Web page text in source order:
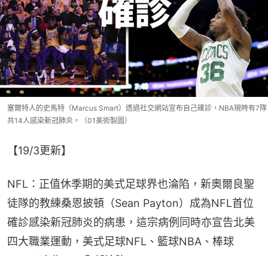
塞爾特人的史馬特（Marcus Smart）透過社交網站宣布自己確診，NBA現時有7隊
共14人感染新冠肺炎。（01美術製圖）
【19/3更新】
NFL：正值休季期的美式足球界也淪陷，新奧爾良聖
徒隊的教練桑恩披頓（Sean Payton）成為NFL首位
確診感染新冠肺炎的病患，這宗病例同時亦宣告北美
四大職業運動，美式足球NFL、籃球NBA、棒球